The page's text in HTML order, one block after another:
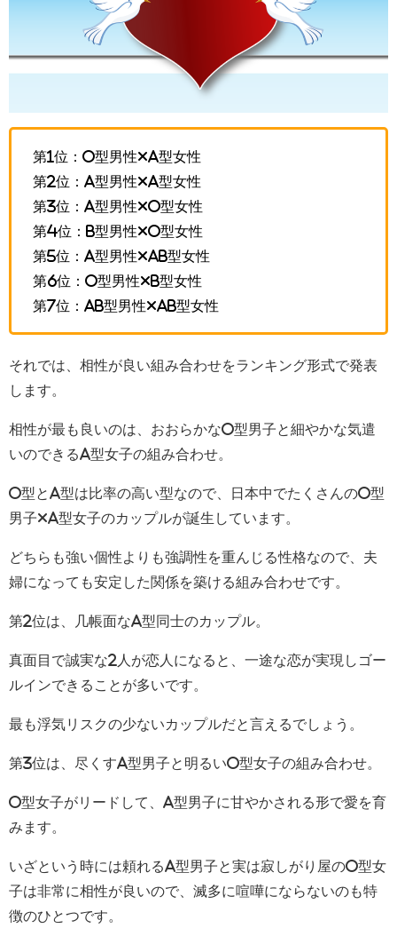
第1位：O型男性×A型女性
第2位：A型男性×A型女性
第3位：A型男性×O型女性
第4位：B型男性×O型女性
第5位：A型男性×AB型女性
第6位：O型男性×B型女性
第7位：AB型男性×AB型女性
それでは、相性が良い組み合わせをランキング形式で発表
します。
相性が最も良いのは、おおらかなO型男子と細やかな気遣
いのできるA型女子の組み合わせ。
O型とA型は比率の高い型なので、日本中でたくさんのO型
男子×A型女子のカップルが誕生しています。
どちらも強い個性よりも強調性を重んじる性格なので、夫
婦になっても安定した関係を築ける組み合わせです。
第2位は、几帳面なA型同士のカップル。
真面目で誠実な2人が恋人になると、一途な恋が実現しゴー
ルインできることが多いです。
最も浮気リスクの少ないカップルだと言えるでしょう。
第3位は、尽くすA型男子と明るいO型女子の組み合わせ。
O型女子がリードして、A型男子に甘やかされる形で愛を育
みます。
いざという時には頼れるA型男子と実は寂しがり屋のO型女
子は非常に相性が良いので、滅多に喧嘩にならないのも特
徴のひとつです。